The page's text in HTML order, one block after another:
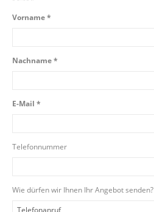
Vorname *
Nachname *
E-Mail *
Telefonnummer
Wie dürfen wir Ihnen Ihr Angebot senden?